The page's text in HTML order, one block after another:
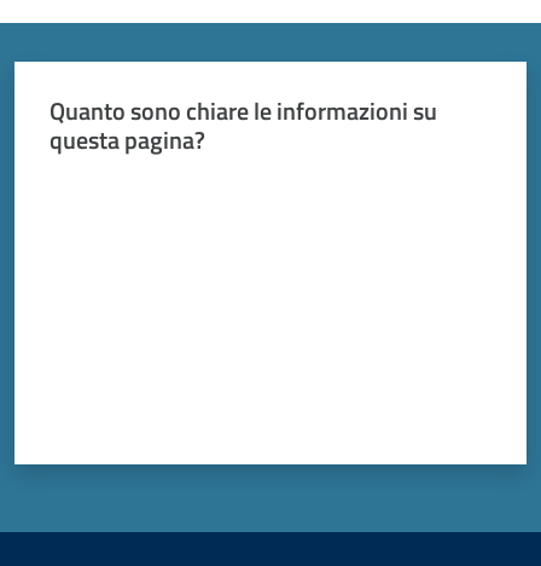
Quanto sono chiare le informazioni su
questa pagina?